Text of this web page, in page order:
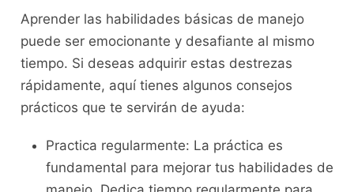
Aprender ‌las habilidades básicas de manejo
puede ser emocionante y desafiante al mismo
tiempo. ⁤Si deseas adquirir estas destrezas
rápidamente, aquí‍ tienes algunos consejos
prácticos que te​ servirán de ayuda:
Practica⁣ regularmente:⁣ La práctica es
fundamental para mejorar tus habilidades de